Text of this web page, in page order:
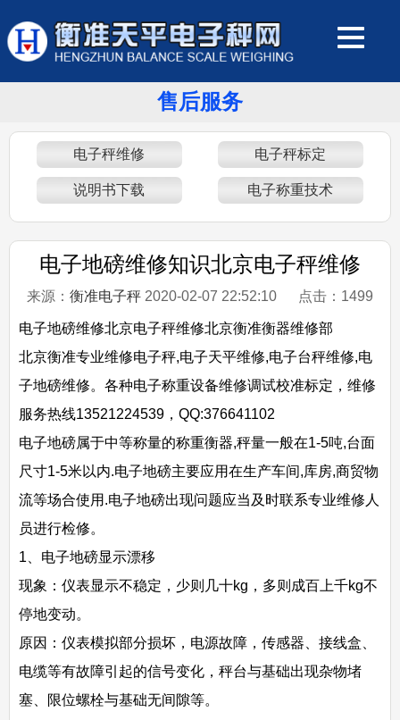
售后服务
电子秤维修 电子秤标定
说明书下载 电子称重技术
电子地磅维修知识北京电子秤维修
来源： 衡准电子秤 2020-02-07 22:52:10 点击： 1499
电子地磅维修北京电子秤维修北京衡准衡器维修部
北京衡准专业维修电子秤,电子天平维修,电子台秤维修,电
子地磅维修。各种电子称重设备维修调试校准标定，维修
服务热线13521224539，QQ:376641102
电子地磅属于中等称量的称重衡器,秤量一般在1-5吨,台面
尺寸1-5米以内.电子地磅主要应用在生产车间,库房,商贸物
流等场合使用.电子地磅出现问题应当及时联系专业维修人
员进行检修。
1、电子地磅显示漂移
现象：仪表显示不稳定，少则几十kg，多则成百上千kg不
停地变动。
原因：仪表模拟部分损坏，电源故障，传感器、接线盒、
电缆等有故障引起的信号变化，秤台与基础出现杂物堵
塞、限位螺栓与基础无间隙等。